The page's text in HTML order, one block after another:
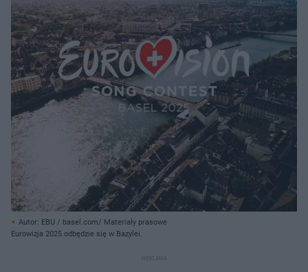
Autor: EBU / basel.com/ Materiały prasowe
Eurowizja 2025 odbędzie się w Bazylei.